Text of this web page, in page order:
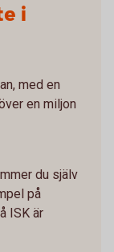
i
med en
en miljon
du själv
på
ISK är